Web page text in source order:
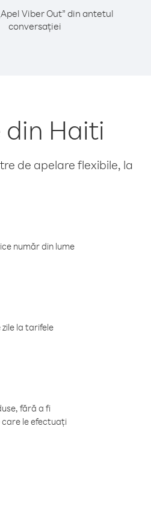
Viber Out” din antetul
conversației
Haiti
de apelare flexibile, la
număr din lume
la tarifele
fără a fi
care le efectuați